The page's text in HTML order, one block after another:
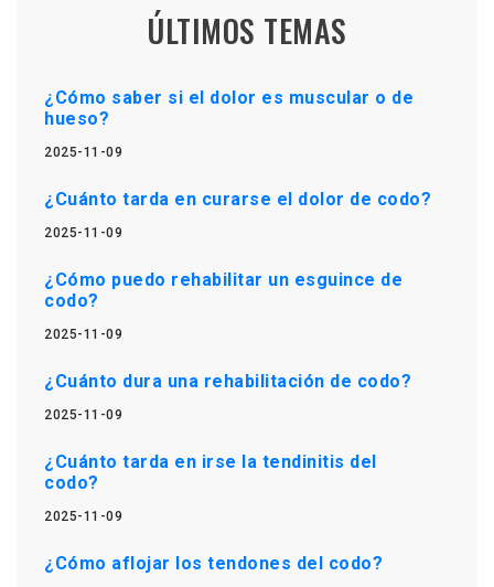
ÚLTIMOS TEMAS
¿Cómo saber si el dolor es muscular o de
hueso?
2025-11-09
¿Cuánto tarda en curarse el dolor de codo?
2025-11-09
¿Cómo puedo rehabilitar un esguince de
codo?
2025-11-09
¿Cuánto dura una rehabilitación de codo?
2025-11-09
¿Cuánto tarda en irse la tendinitis del
codo?
2025-11-09
¿Cómo aflojar los tendones del codo?